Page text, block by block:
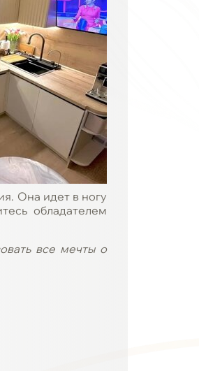
Она идет в ногу
обладателем
все мечты о